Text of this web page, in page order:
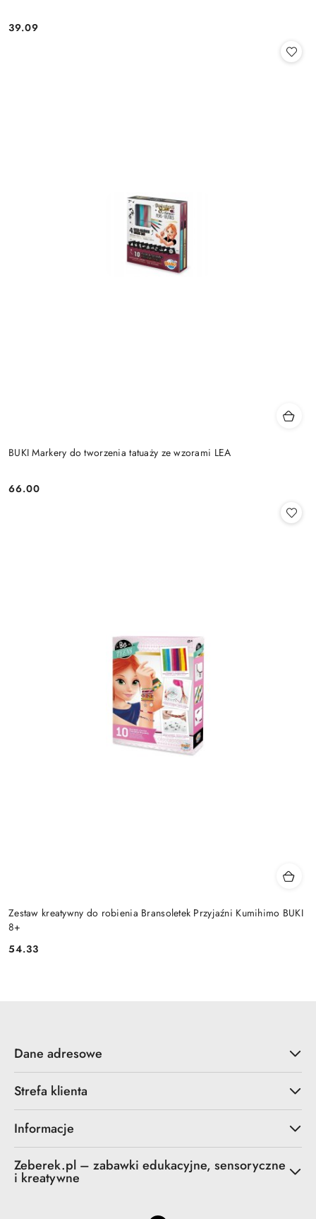
Cena:
39.09
BUKI Markery do tworzenia tatuaży ze wzorami LEA
Cena:
66.00
Zestaw kreatywny do robienia Bransoletek Przyjaźni Kumihimo BUKI
8+
Cena:
54.33
Dane adresowe
Strefa klienta
Informacje
Zeberek.pl – zabawki edukacyjne, sensoryczne
i kreatywne